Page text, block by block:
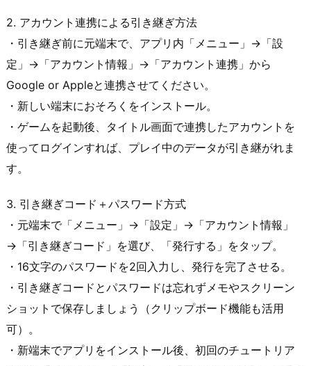
2. アカウント連携による引き継ぎ方法
・引き継ぎ前に元端末で、アプリ内「メニュー」→「設
定」→「アカウント情報」→「アカウント連携」から
Google or Appleと連携させてください。
・新しい端末におそろくをインストール。
・ゲームを起動後、タイトル画面で連携したアカウントを
使ってログインすれば、プレイ中のデータが引き継がれま
す。
3. 引き継ぎコード＋パスワード方式
・元端末で「メニュー」→「設定」→「アカウント情報」
→「引き継ぎコード」を選び、「発行する」をタップ。
・16文字のパスワードを2回入力し、発行を完了させる。
・引き継ぎコードとパスワードは忘れずメモやスクリーン
ショットで保存しましょう（クリップボード機能も活用
可）。
・新端末でアプリをインストール後、初回のチュートリア